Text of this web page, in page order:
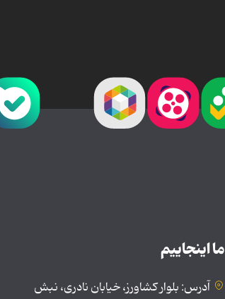
ما اینجاییم
آدرس: بلوار کشاورز، خیابان نادری، نبش